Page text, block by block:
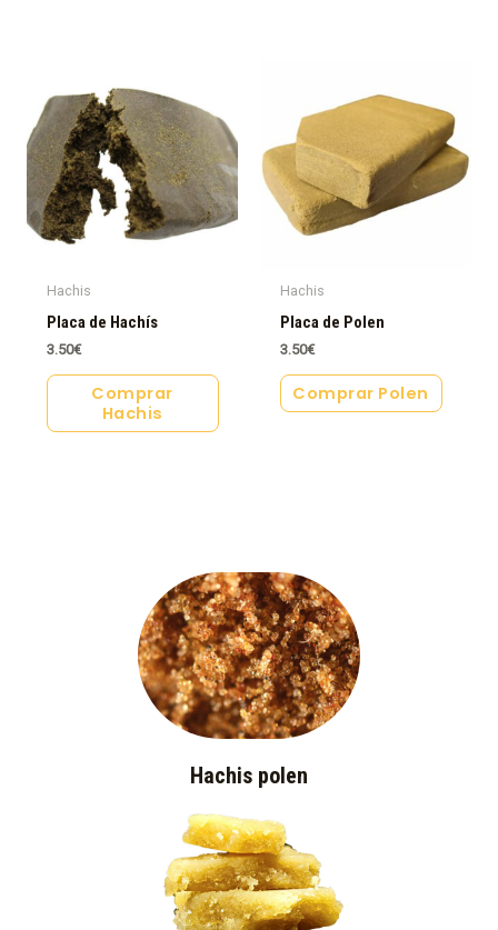
Hachis
Placa de Hachís
3.50€
Comprar
Hachis
Hachis
Placa de Polen
3.50€
Comprar Polen
Hachis polen